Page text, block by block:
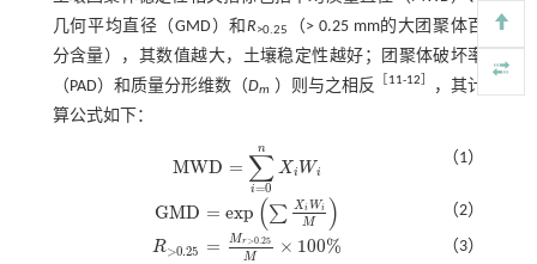
几何平均直径（GMD）和 R>0.25
（> 0.25 mm的大团聚体百
分含量），其数值越大，土壤稳定性越好；团聚体破坏率
（PAD）和质量分形维数（Dm ）则与之相反 ［11-12］
，其计
算公式如下：
MWD = ∑
i=0
n
X i Wi
MWD=∑i= nX Wi
（1）
GMD = exp (∑ Xi Wi
M )
GMD= exp ∑XiW iM （2）
R>0.25 = Mr>0.25
M × 100%
R>0.25 =M r>0.25M×100% （3）